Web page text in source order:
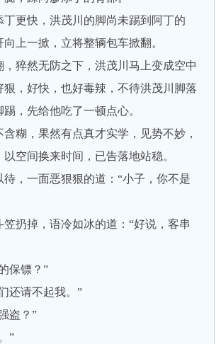
快，洪茂川的脚尚未踢到阿丁的
上一掀，立将整辆包车掀翻。
然无防之下，洪茂川马上变成空中
狠，好快，也好毒辣，不待洪茂川脚落
，先给他吃了一顿点心。
，果然有点真才实学，见势不妙，
空间换来时间，已告落地站稳。
一面恶狠狠的道：“小子，你不是
掉，语冷如冰的道：“好说，客串
镖？”
请不起我。”
盗？”
”